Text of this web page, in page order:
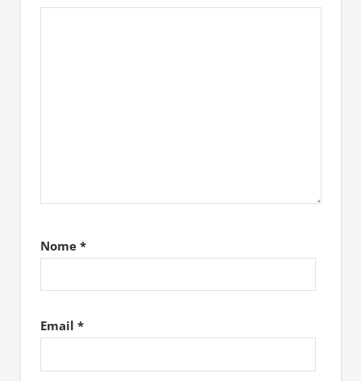
Nome *
Email *